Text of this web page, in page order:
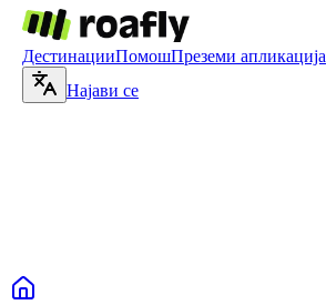
ДестинацииПомошПреземи апликација
Најави се